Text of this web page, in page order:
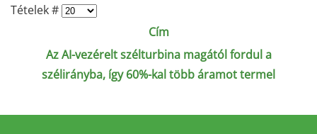
Tételek #
Cím
Az AI-vezérelt szélturbina magától fordul a
szélirányba, így 60%-kal több áramot termel